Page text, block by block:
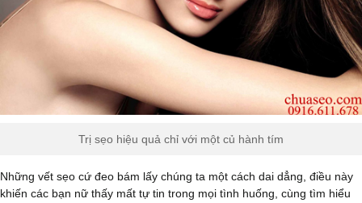
Trị sẹo hiệu quả chỉ với một củ hành tím
Những vết sẹo cứ đeo bám lấy chúng ta một cách dai dẳng, điều này
khiến các bạn nữ thấy mất tự tin trong mọi tình huống, cùng tìm hiểu